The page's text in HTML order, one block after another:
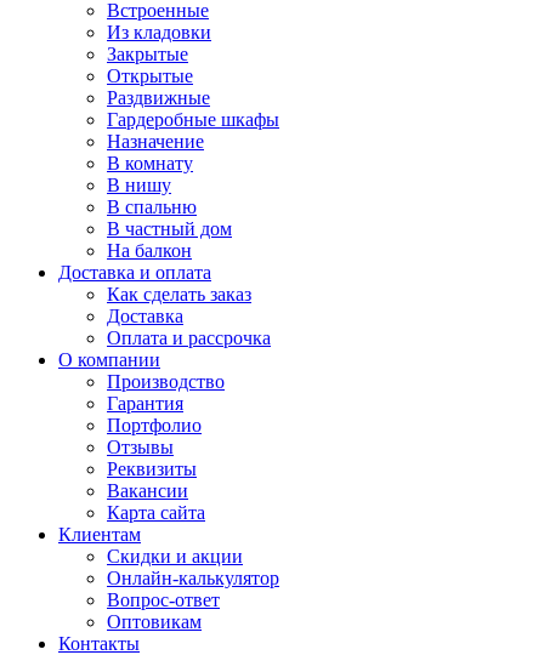
Встроенные
Из кладовки
Закрытые
Открытые
Раздвижные
Гардеробные шкафы
Назначение
В комнату
В нишу
В спальню
В частный дом
На балкон
Доставка и оплата
Как сделать заказ
Доставка
Оплата и рассрочка
О компании
Производство
Гарантия
Портфолио
Отзывы
Реквизиты
Вакансии
Карта сайта
Клиентам
Скидки и акции
Онлайн-калькулятор
Вопрос-ответ
Оптовикам
Контакты